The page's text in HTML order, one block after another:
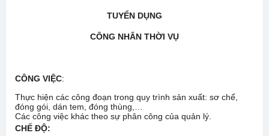
TUYỂN DỤNG
CÔNG NHÂN THỜI VỤ
CÔNG VIỆC:
Thực hiện các công đoạn trong quy trình sản xuất: sơ chế,
đóng gói, dán tem, đóng thùng,…
Các công việc khác theo sự phân công của quản lý.
CHẾ ĐỘ: